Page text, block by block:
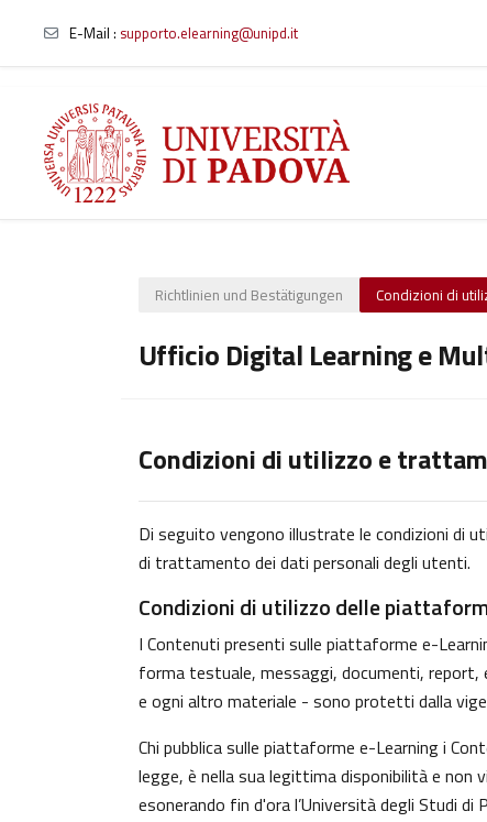
Zum Hauptinhalt
E-Mail : supporto.elearning@unipd.it
Richtlinien und Bestätigungen Condizioni di
Ufficio Digital Learning e
Condizioni di utilizzo e
Di seguito vengono illustrate le condizioni di
di trattamento dei dati personali degli utenti.
Condizioni di utilizzo delle
I Contenuti presenti sulle piattaforme e-
forma testuale, messaggi, documenti, report,
e ogni altro materiale - sono protetti dalla
Chi pubblica sulle piattaforme e-Learning i
legge, è nella sua legittima disponibilità e
esonerando fin d'ora l’Università degli Studi